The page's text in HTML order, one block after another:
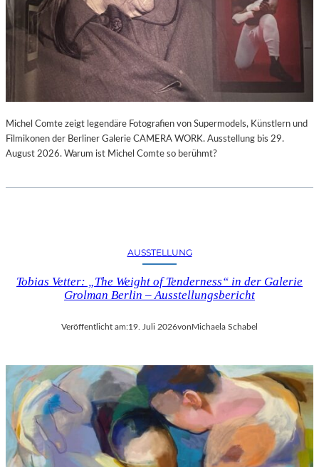
Michel Comte zeigt legendäre Fotografien von Supermodels, Künstlern und
Filmikonen der Berliner Galerie CAMERA WORK. Ausstellung bis 29.
August 2026. Warum ist Michel Comte so berühmt?
AUSSTELLUNG
Tobias Vetter: „The Weight of Tenderness“ in der Galerie
Grolman Berlin – Ausstellungsbericht
Veröffentlicht am:19. Juli 2026vonMichaela Schabel